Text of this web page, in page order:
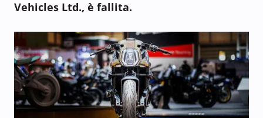
Vehicles Ltd., è fallita.